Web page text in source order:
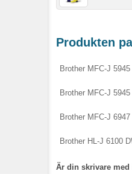
Produkten
Brother MFC-J 5945
Brother MFC-J 5945
Brother MFC-J 6947
Brother HL-J 6100
Är din skrivare